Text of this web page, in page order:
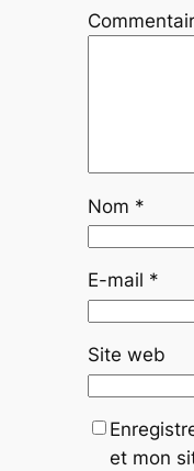
Nom *
E-mail *
Site web
et mon